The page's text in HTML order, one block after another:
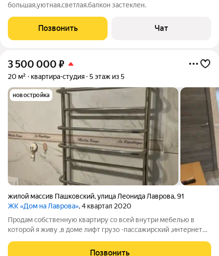
большая,уютная,светлая.балкон застеклен.
Позвонить Чат
3 500 000 ₽
20 м² квартира-студия 5 этаж из 5
новостройка
жилой массив Пашковский,улица Леонида Лаврова,91
ЖК «Дом на Лаврова», 4 квартал 2020
Продам собственную квартиру со всей внутри мебелью в
которой я живу ,в доме лифт грузо -пассажирский ,интернет
в тихий частный сектор Пашковского мкр ,дом находится
Позвонить